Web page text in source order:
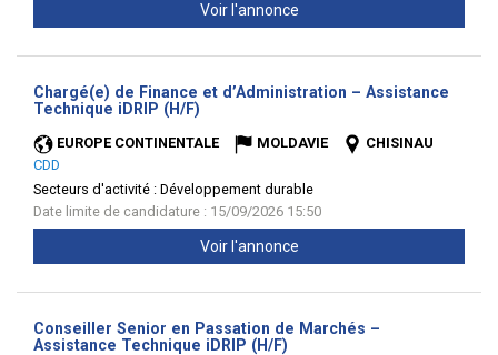
Voir l'annonce
Chargé(e) de Finance et d’Administration – Assistance
Technique iDRIP (H/F)
EUROPE CONTINENTALE MOLDAVIE
CHISINAU
CDD
Secteurs d'activité : Développement durable
Date limite de candidature : 15/09/2026 15:50
Voir l'annonce
Conseiller Senior en Passation de Marchés –
Assistance Technique iDRIP (H/F)